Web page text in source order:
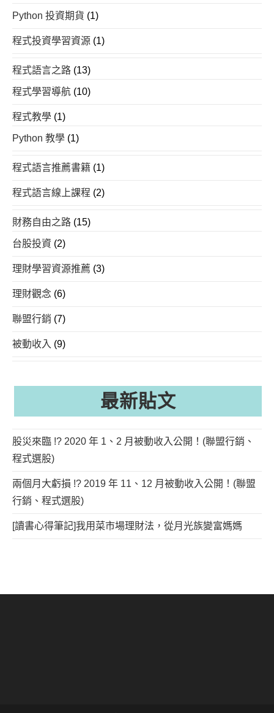
Python 投資期貨 (1)
程式投資學習資源 (1)
程式語言之路 (13)
程式學習導航 (10)
程式教學 (1)
Python 教學 (1)
程式語言推薦書籍 (1)
程式語言線上課程 (2)
財務自由之路 (15)
台股投資 (2)
理財學習資源推薦 (3)
理財觀念 (6)
聯盟行銷 (7)
被動收入 (9)
最新貼文
股災來臨 !? 2020 年 1、2 月被動收入公開！(聯盟行銷、
程式選股)
兩個月大虧損 !? 2019 年 11、12 月被動收入公開！(聯盟
行銷、程式選股)
[讀書心得筆記]我用菜市場理財法，從月光族變富媽媽